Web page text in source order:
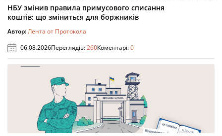
НБУ змінив правила примусового списання
коштів: що зміниться для боржників
Автор:Лента от Протокола
06.08.2026Переглядів:260Коментарі:0